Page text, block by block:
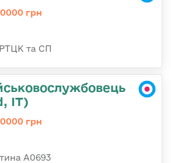
грн
та СП
IT)
грн
А0693